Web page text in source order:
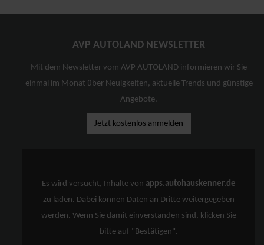
AVP AUTOLAND NEWSLETTER
Mit dem Newsletter vom AVP AUTOLAND informieren wir Sie
einmal im Monat über Neuigkeiten, aktuelle Trends und günstige
Angebote.
Jetzt kostenlos anmelden
Es wird versucht, Inhalte von apps.autohauskenner.de
zu laden. Dabei können Daten an Dritte weitergegeben
werden. Wenn Sie damit einverstanden sind, klicken Sie
bitte auf "Bestätigen".